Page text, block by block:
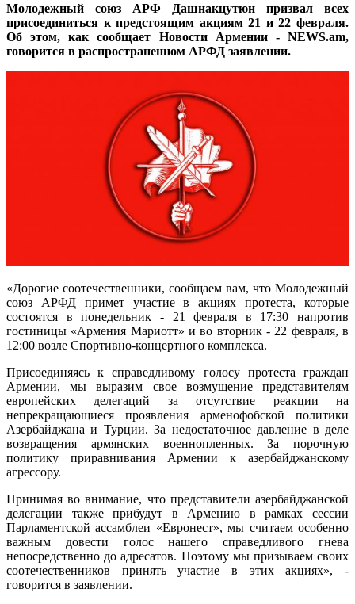
Молодежный союз АРФ Дашнакцутюн призвал всех
присоединиться к предстоящим акциям 21 и 22 февраля.
Об этом, как сообщает Новости Армении - NEWS.am,
говорится в распространенном АРФД заявлении.
«Дорогие соотечественники, сообщаем вам, что Молодежный
союз АРФД примет участие в акциях протеста, которые
состоятся в понедельник - 21 февраля в 17:30 напротив
гостиницы «Армения Мариотт» и во вторник - 22 февраля, в
12:00 возле Спортивно-концертного комплекса.
Присоединяясь к справедливому голосу протеста граждан
Армении, мы выразим свое возмущение представителям
европейских делегаций за отсутствие реакции на
непрекращающиеся проявления арменофобской политики
Азербайджана и Турции. За недостаточное давление в деле
возвращения армянских военнопленных. За порочную
политику приравнивания Армении к азербайджанскому
агрессору.
Принимая во внимание, что представители азербайджанской
делегации также прибудут в Армению в рамках сессии
Парламентской ассамблеи «Евронест», мы считаем особенно
важным довести голос нашего справедливого гнева
непосредственно до адресатов. Поэтому мы призываем своих
соотечественников принять участие в этих акциях», -
говорится в заявлении.